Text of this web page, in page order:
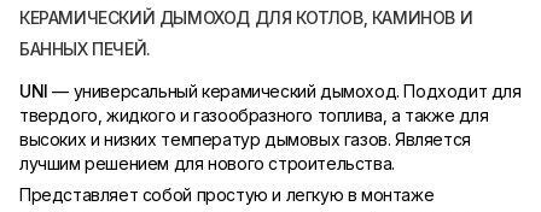
КЕРАМИЧЕСКИЙ ДЫМОХОД ДЛЯ КОТЛОВ, КАМИНОВ И
БАННЫХ ПЕЧЕЙ.
UNI — универсальный керамический дымоход. Подходит для
твердого, жидкого и газообразного топлива, а также для
высоких и низких температур дымовых газов. Является
лучшим решением для нового строительства.
Представляет собой простую и легкую в монтаже